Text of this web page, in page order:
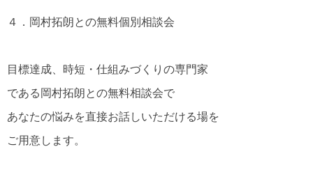
４．岡村拓朗との無料個別相談会
目標達成、時短・仕組みづくりの専門家
である岡村拓朗との無料相談会で
あなたの悩みを直接お話しいただける場を
ご用意します。